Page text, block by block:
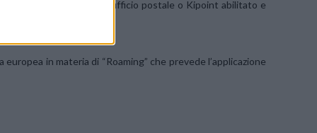
mese in qualsiasi ufficio postale o Kipoint abilitato e
in materia di “Roaming” che prevede l’applicazione